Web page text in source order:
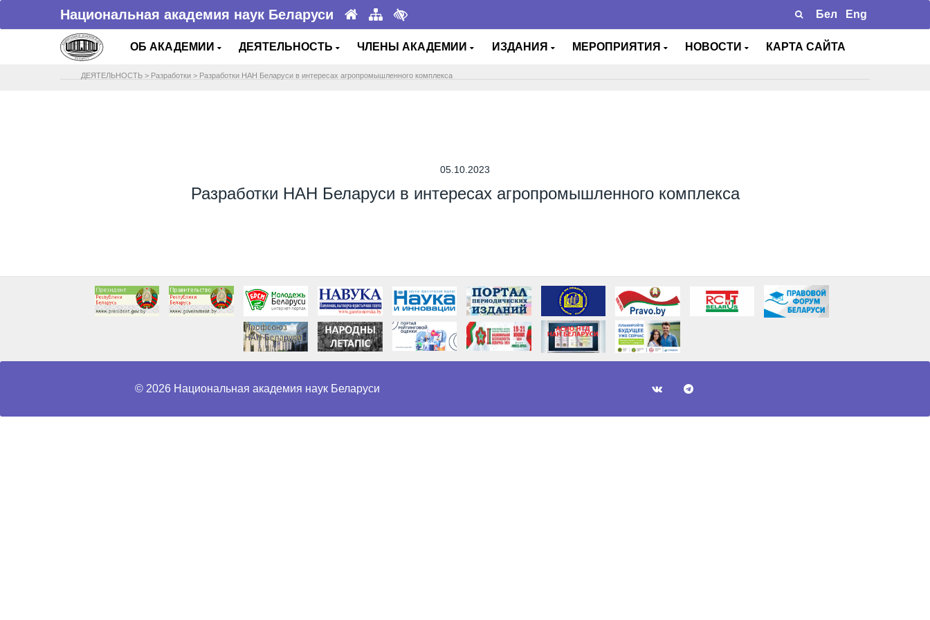
Национальная академия наук Беларуси Бел Eng
ОБ АКАДЕМИИ ДЕЯТЕЛЬНОСТЬ ЧЛЕНЫ АКАДЕМИИ ИЗДАНИЯ МЕРОПРИЯТИЯ НОВОСТИ КАРТА САЙТА
ДЕЯТЕЛЬНОСТЬ > Разработки > Разработки НАН Беларуси в интересах агропромышленного комплекса
05.10.2023
Разработки НАН Беларуси в интересах агропромышленного комплекса
© 2026 Национальная академия наук Беларуси